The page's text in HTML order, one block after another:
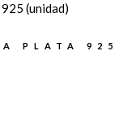
PLATA 925